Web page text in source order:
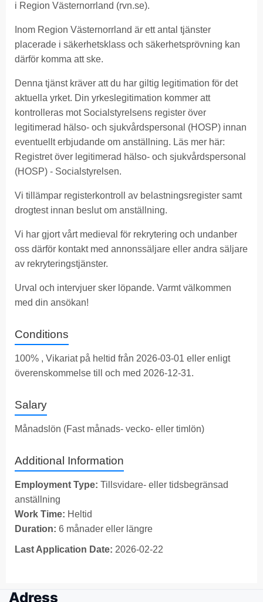
i Region Västernorrland (rvn.se).
Inom Region Västernorrland är ett antal tjänster
placerade i säkerhetsklass och säkerhetsprövning kan
därför komma att ske.
Denna tjänst kräver att du har giltig legitimation för det
aktuella yrket. Din yrkeslegitimation kommer att
kontrolleras mot Socialstyrelsens register över
legitimerad hälso- och sjukvårdspersonal (HOSP) innan
eventuellt erbjudande om anställning. Läs mer här:
Registret över legitimerad hälso- och sjukvårdspersonal
(HOSP) - Socialstyrelsen.
Vi tillämpar registerkontroll av belastningsregister samt
drogtest innan beslut om anställning.
Vi har gjort vårt medieval för rekrytering och undanber
oss därför kontakt med annonssäljare eller andra säljare
av rekryteringstjänster.
Urval och intervjuer sker löpande. Varmt välkommen
med din ansökan!
Conditions
100% , Vikariat på heltid från 2026-03-01 eller enligt
överenskommelse till och med 2026-12-31.
Salary
Månadslön (Fast månads- vecko- eller timlön)
Additional Information
Employment Type: Tillsvidare- eller tidsbegränsad
anställning
Work Time: Heltid
Duration: 6 månader eller längre
Last Application Date: 2026-02-22
Adress